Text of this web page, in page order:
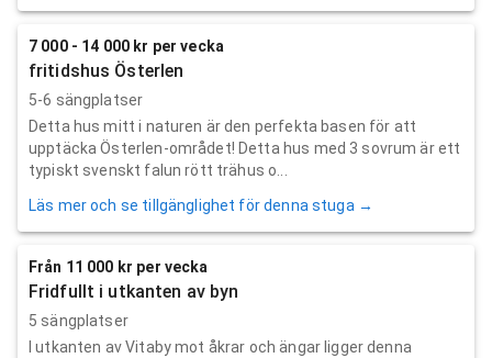
7 000 - 14 000 kr per vecka
fritidshus Österlen
5-6 sängplatser
Detta hus mitt i naturen är den perfekta basen för att
upptäcka Österlen-området! Detta hus med 3 sovrum är ett
typiskt svenskt falun rött trähus o...
Läs mer och se tillgänglighet för denna stuga →
Från 11 000 kr per vecka
Fridfullt i utkanten av byn
5 sängplatser
I utkanten av Vitaby mot åkrar och ängar ligger denna